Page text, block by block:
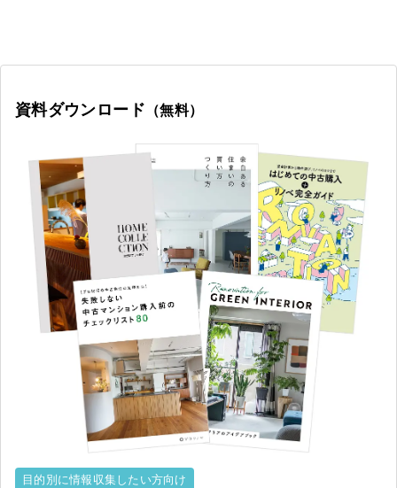
資料ダウンロード （無料）
目的別に情報収集したい方向け